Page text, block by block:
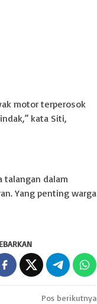
motor terperosok
kata Siti,
talangan dalam
Yang penting warga
Pos berikutnya